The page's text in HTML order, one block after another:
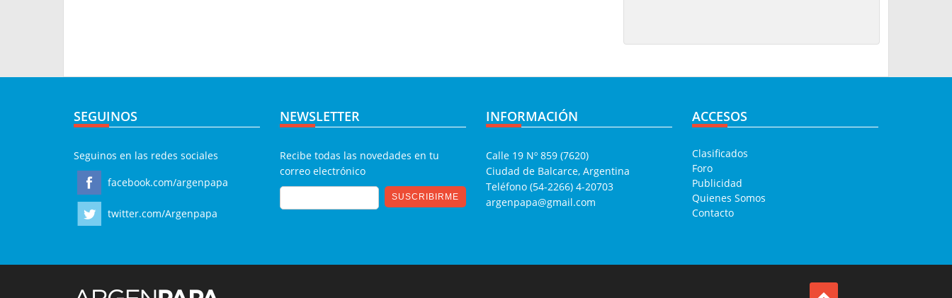
SEGUINOS
Seguinos en las redes sociales
facebook.com/argenpapa
twitter.com/Argenpapa
NEWSLETTER
Recibe todas las novedades en tu
correo electrónico
INFORMACIÓN
Calle 19 Nº 859 (7620)
Ciudad de Balcarce, Argentina
Teléfono (54-2266) 4-20703
argenpapa@gmail.com
ACCESOS
Clasificados
Foro
Publicidad
Quienes Somos
Contacto